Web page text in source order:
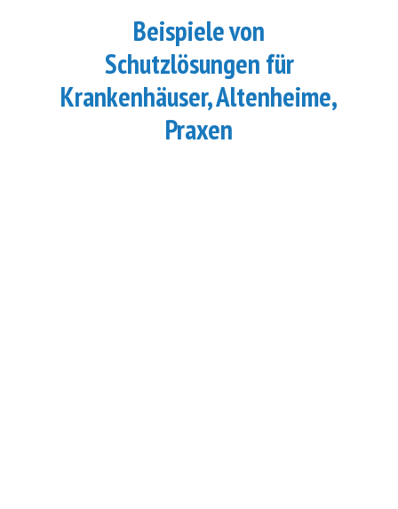
Beispiele von
Schutzlösungen für
Krankenhäuser, Altenheime,
Praxen